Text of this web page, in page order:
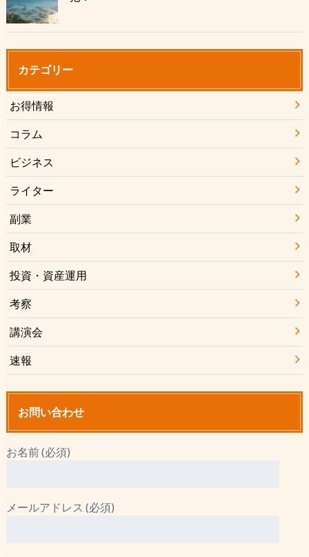
カテゴリー
お得情報
コラム
ビジネス
ライター
副業
取材
投資・資産運用
考察
講演会
速報
お問い合わせ
お名前 (必須)
メールアドレス (必須)